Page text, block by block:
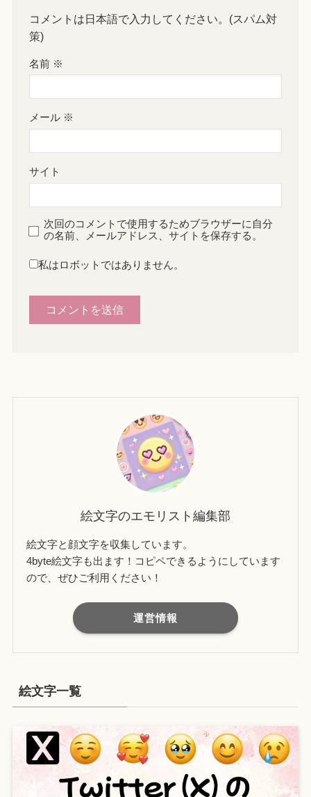
コメントは日本語で入力してください。(スパム対
策)
名前 ※
メール ※
サイト
次回のコメントで使用するためブラウザーに自分
の名前、メールアドレス、サイトを保存する。
私はロボットではありません。
絵文字のエモリスト編集部
絵文字と顔文字を収集しています。
4byte絵文字も出ます！コピペできるようにしています
ので、ぜひご利用ください！
運営情報
絵文字一覧